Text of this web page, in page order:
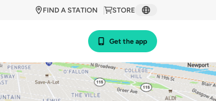
STORE
FIND A STATION
Get the app